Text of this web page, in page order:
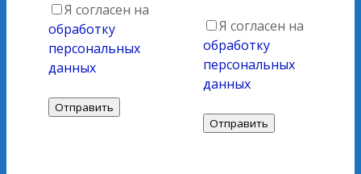
Я согласен на
обработку
персональных
данных
Я согласен на
обработку
персональных
данных